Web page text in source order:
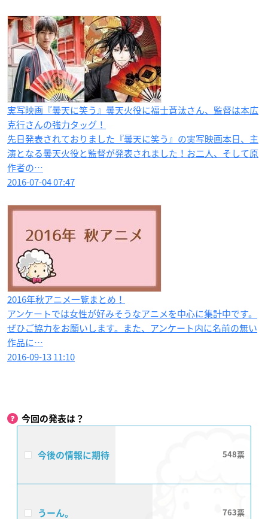
実写映画『曇天に笑う』曇天火役に福士蒼汰さん、監督は本広
克行さんの強力タッグ！
先日発表されておりました『曇天に笑う』の実写映画本日、主
演となる曇天火役と監督が発表されました！お二人、そして原
作者の…
2016-07-04 07:47
2016年秋アニメ一覧まとめ！
アンケートでは女性が好みそうなアニメを中心に集計中です。
ぜひご協力をお願いします。また、アンケート内に名前の無い
作品に…
2016-09-13 11:10
今回の発表は？
今後の情報に期待 548
うーん。 763